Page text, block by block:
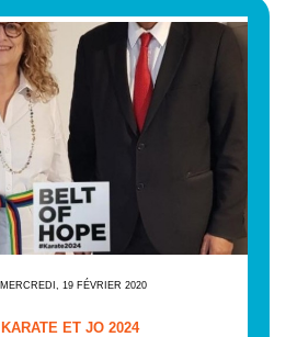
MERCREDI, 19 FÉVRIER 2020
KARATE ET JO 2024